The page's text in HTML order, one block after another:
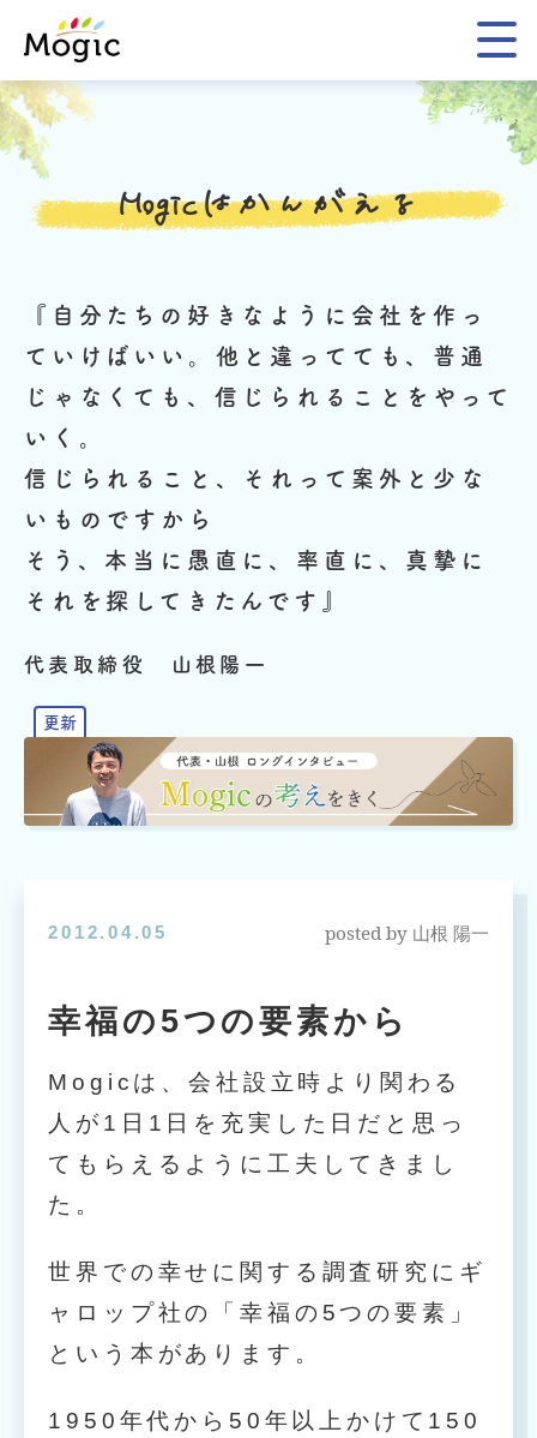
Mogic
Mogicはかんがえる
『自分たちの好きなように会社を作っ
ていけばいい。 他と違ってても、普通
じゃなくても、信じられることをやって
いく。
信じられること、それって案外と少な
いものですから
そう、本当に愚直に、率直に、真摯に
それを探してきたんです』
代表取締役 山根陽一
2012.04.05 posted by 山根 陽一
幸福の5つの要素から
Mogicは、会社設立時より関わる
人が1日1日を充実した日だと思っ
てもらえるように工夫してきまし
た。
世界での幸せに関する調査研究にギ
ャロップ社の「幸福の5つの要素」
という本があります。
1950年代から50年以上かけて150